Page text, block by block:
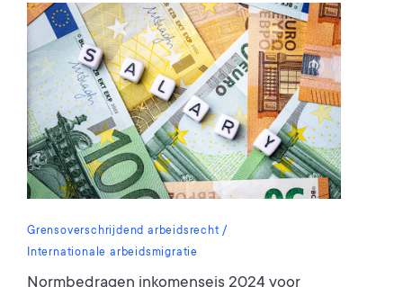
Grensoverschrijdend arbeidsrecht
Internationale arbeidsmigratie
Normbedragen inkomenseis 2024 voor